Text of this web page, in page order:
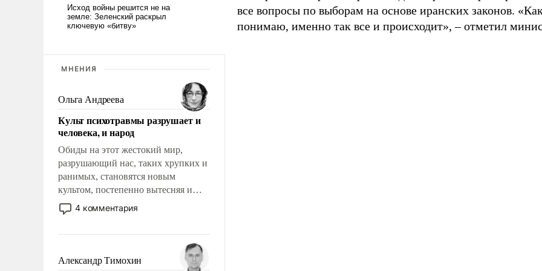
МНЕНИЯ
Ольга Андреева
Культ психотравмы разрушает и
человека, и народ
Обиды на этот жестокий мир,
разрушающий нас, таких хрупких и
ранимых, становятся новым
культом, постепенно вытесняя и
отменяя традиционное требование к
человеку – быть мужественным и
на себя ответственность, помогать
слабым, идти вперед и
4 комментария
Александр Тимохин
все вопросы по выборам на основе иранских законов.
понимаю, именно так все и происходит», – отметил